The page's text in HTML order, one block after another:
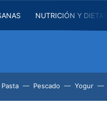
NUTRICIÓN Y
Pasta Pescado Yogur